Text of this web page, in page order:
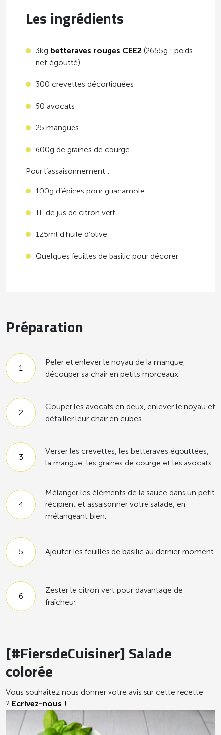
Les ingrédients
3kg betteraves rouges CEE2 (2655g : poids
net égoutté)
300 crevettes décortiquées
50 avocats
25 mangues
600g de graines de courge
Pour l’assaisonnement :
100g d’épices pour guacamole
1L de jus de citron vert
125ml d’huile d’olive
Quelques feuilles de basilic pour décorer
Préparation
Peler et enlever le noyau de la mangue,
découper sa chair en petits morceaux.
Couper les avocats en deux, enlever le noyau et
détailler leur chair en cubes.
Verser les crevettes, les betteraves égouttées,
la mangue, les graines de courge et les avocats.
Mélanger les éléments de la sauce dans un petit
récipient et assaisonner votre salade, en
mélangeant bien.
Ajouter les feuilles de basilic au dernier moment.
Zester le citron vert pour davantage de
fraîcheur.
[#FiersdeCuisiner] Salade
colorée
Vous souhaitez nous donner votre avis sur cette recette
? Ecrivez-nous !